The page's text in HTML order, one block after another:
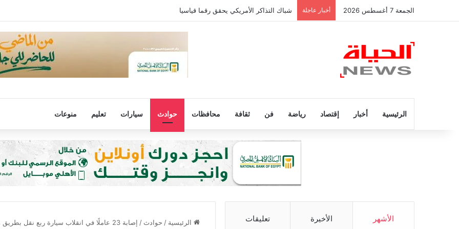
الجمعة 7 أغسطس 2026 أخبار عاجلة شباك التذاكر الأمريكي يحقق رقما قياسيا
الرئيسية أخبار إقتصاد رياضة فن ثقافة محافظات حوادث سيارات تعليم منوعات
الرئيسية / حوادث / إصابة 23 عاملًا في انقلاب سيارة ربع نقل بطريق مصر–الإسماعيلية الصحراوي الأشهر الأخيرة تعليقات